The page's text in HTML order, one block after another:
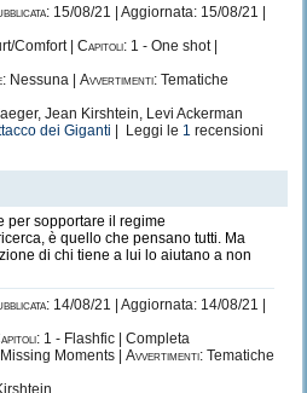
15/08/21 | Aggiornata: 15/08/21 |
Comfort | Capitoli: 1 - One shot |
Nessuna | Avvertimenti: Tematiche
Jean Kirshtein, Levi Ackerman
dei Giganti | Leggi le 1 recensioni
per sopportare il regime
è quello che pensano tutti. Ma
di chi tiene a lui lo aiutano a non
14/08/21 | Aggiornata: 14/08/21 |
1 - Flashfic | Completa
Missing Moments | Avvertimenti: Tematiche